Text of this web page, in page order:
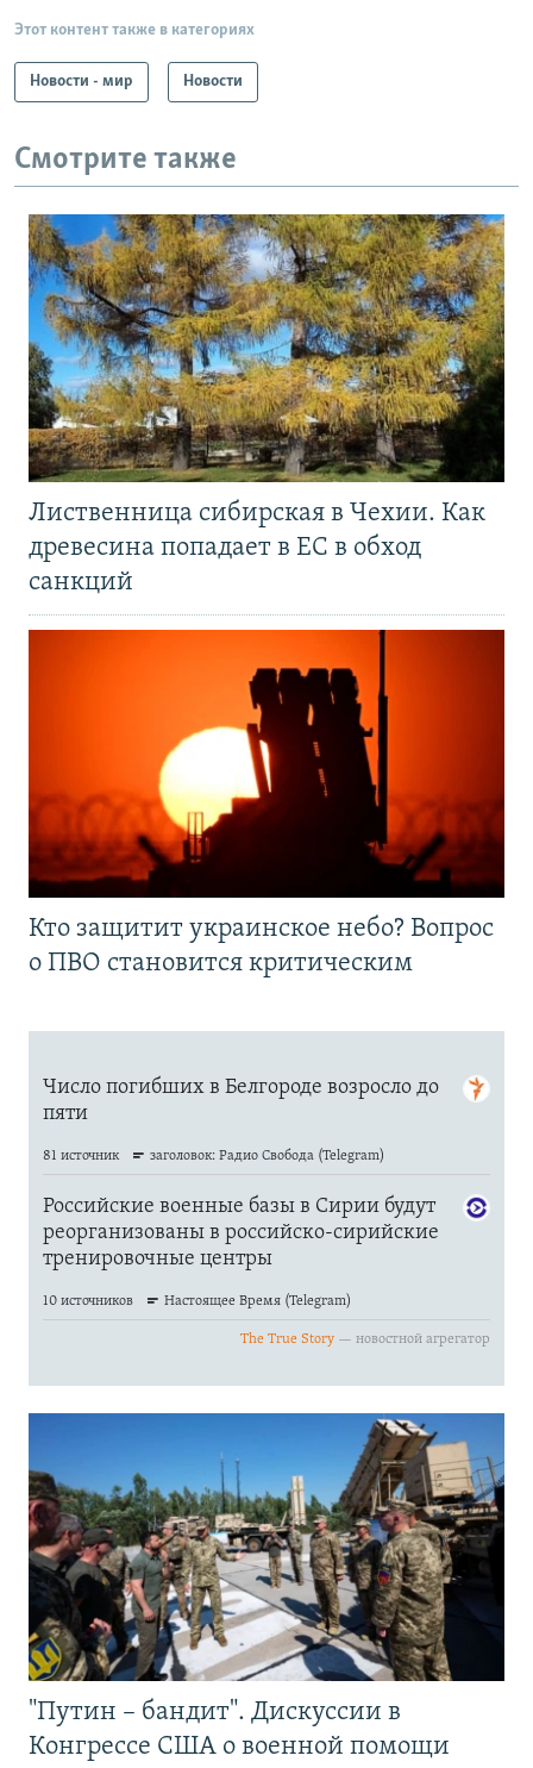
Этот контент также в категориях
Новости - мир Новости
Смотрите также
Лиственница сибирская в Чехии. Как
древесина попадает в ЕС в обход
санкций
Кто защитит украинское небо? Вопрос
о ПВО становится критическим
"Путин – бандит". Дискуссии в
Конгрессе США о военной помощи